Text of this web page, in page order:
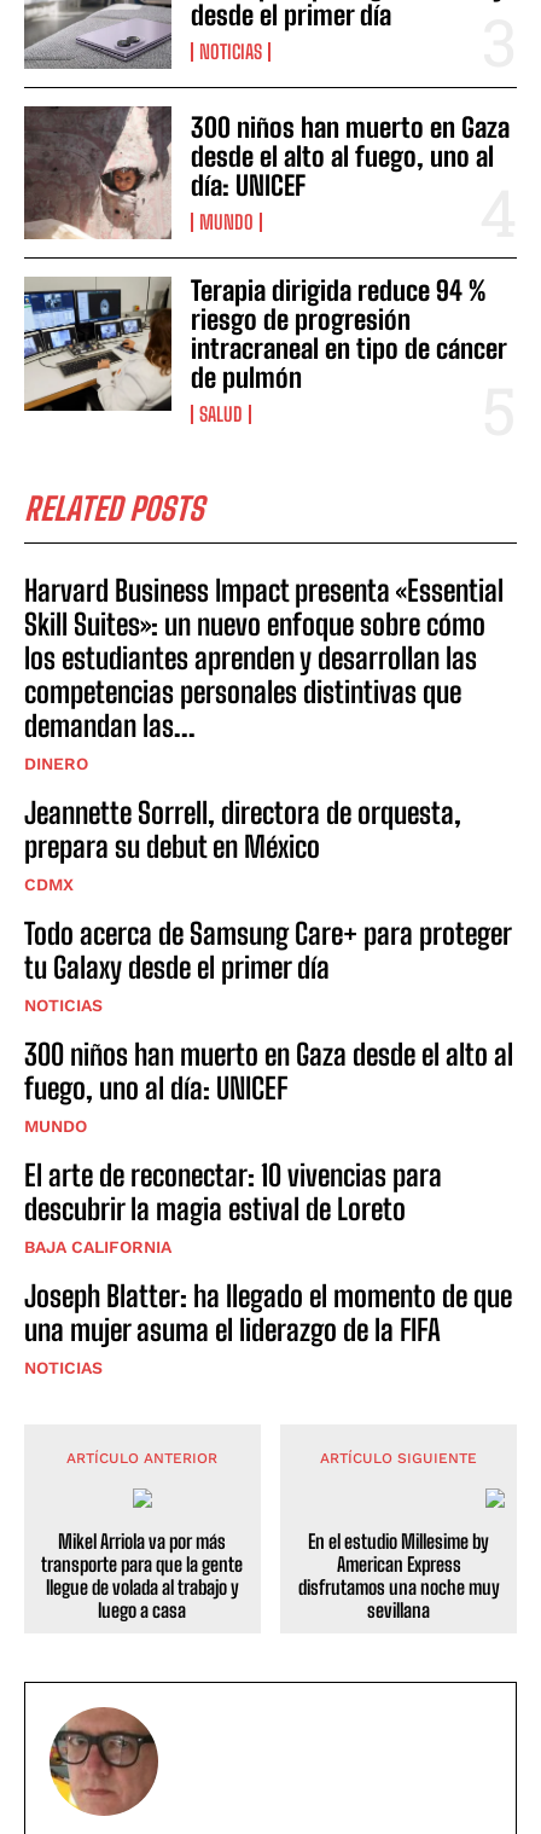
desde el primer día
NOTICIAS
300 niños han muerto en Gaza
desde el alto al fuego, uno al
día: UNICEF
MUNDO
Terapia dirigida reduce 94 %
riesgo de progresión
intracraneal en tipo de cáncer
de pulmón
SALUD
RELATED POSTS
Harvard Business Impact presenta «Essential
Skill Suites»: un nuevo enfoque sobre cómo
los estudiantes aprenden y desarrollan las
competencias personales distintivas que
demandan las...
DINERO
Jeannette Sorrell, directora de orquesta,
prepara su debut en México
CDMX
Todo acerca de Samsung Care+ para proteger
tu Galaxy desde el primer día
NOTICIAS
300 niños han muerto en Gaza desde el alto al
fuego, uno al día: UNICEF
MUNDO
El arte de reconectar: 10 vivencias para
descubrir la magia estival de Loreto
BAJA CALIFORNIA
Joseph Blatter: ha llegado el momento de que
una mujer asuma el liderazgo de la FIFA
NOTICIAS
ARTÍCULO ANTERIOR
Mikel Arriola va por más
transporte para que la gente
llegue de volada al trabajo y
luego a casa
ARTÍCULO SIGUIENTE
En el estudio Millesime by
American Express
disfrutamos una noche muy
sevillana